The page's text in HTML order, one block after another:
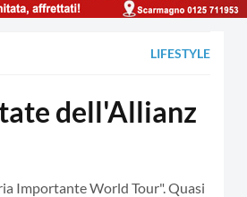
LIFESTYLE
dell'Allianz
Importante World Tour". Quasi